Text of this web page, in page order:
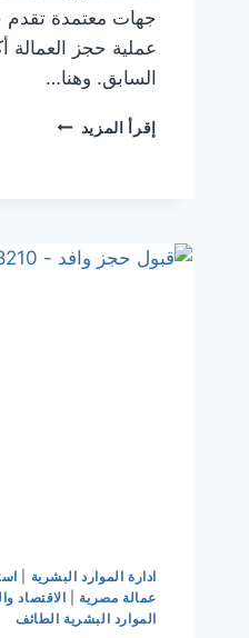
جهات معتمدة تقدم
عملية حجز العمالة
السابق. وهنا…
إقرأ المزيد
ادارة الموارد البشرية
عمالة مصرية
الاقتصاد
الموارد البشرية الطائف